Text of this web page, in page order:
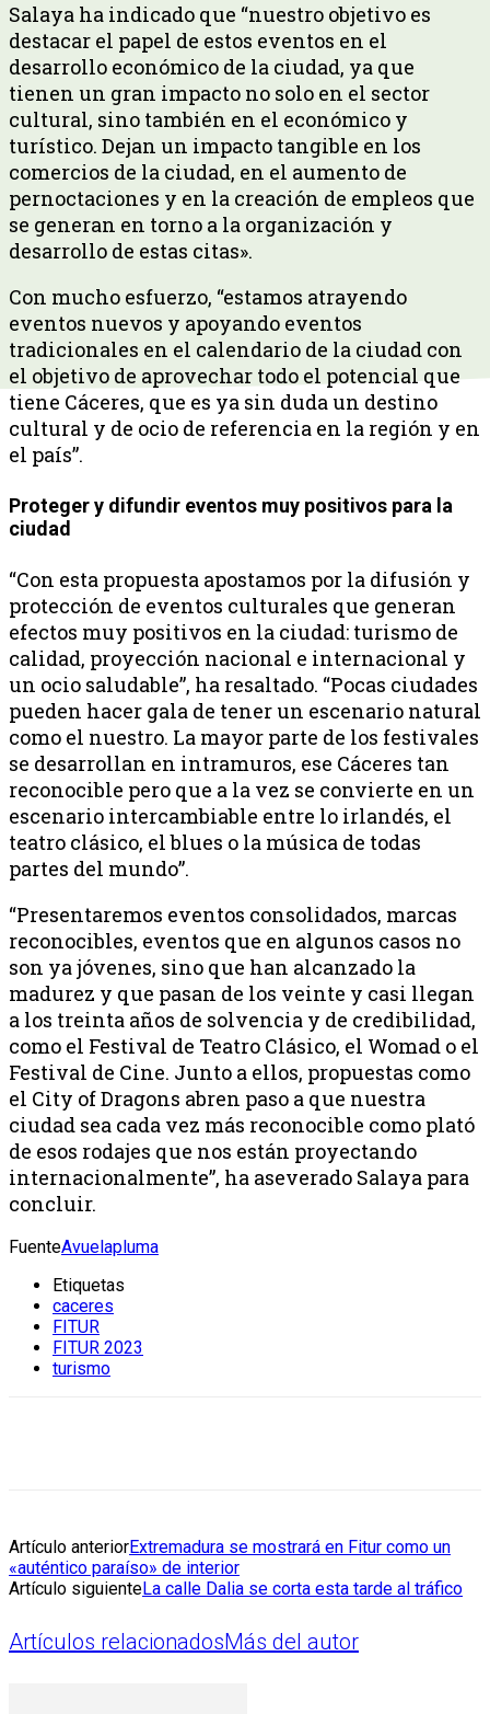
Salaya ha indicado que “nuestro objetivo es
destacar el papel de estos eventos en el
desarrollo económico de la ciudad, ya que
tienen un gran impacto no solo en el sector
cultural, sino también en el económico y
turístico. Dejan un impacto tangible en los
comercios de la ciudad, en el aumento de
pernoctaciones y en la creación de empleos que
se generan en torno a la organización y
desarrollo de estas citas».
Con mucho esfuerzo, “estamos atrayendo
eventos nuevos y apoyando eventos
tradicionales en el calendario de la ciudad con
el objetivo de aprovechar todo el potencial que
tiene Cáceres, que es ya sin duda un destino
cultural y de ocio de referencia en la región y en
el país”.
Proteger y difundir eventos muy positivos para la
ciudad
“Con esta propuesta apostamos por la difusión y
protección de eventos culturales que generan
efectos muy positivos en la ciudad: turismo de
calidad, proyección nacional e internacional y
un ocio saludable”, ha resaltado. “Pocas ciudades
pueden hacer gala de tener un escenario natural
como el nuestro. La mayor parte de los festivales
se desarrollan en intramuros, ese Cáceres tan
reconocible pero que a la vez se convierte en un
escenario intercambiable entre lo irlandés, el
teatro clásico, el blues o la música de todas
partes del mundo”.
“Presentaremos eventos consolidados, marcas
reconocibles, eventos que en algunos casos no
son ya jóvenes, sino que han alcanzado la
madurez y que pasan de los veinte y casi llegan
a los treinta años de solvencia y de credibilidad,
como el Festival de Teatro Clásico, el Womad o el
Festival de Cine. Junto a ellos, propuestas como
el City of Dragons abren paso a que nuestra
ciudad sea cada vez más reconocible como plató
de esos rodajes que nos están proyectando
internacionalmente”, ha aseverado Salaya para
concluir.
FuenteAvuelapluma
Etiquetas
caceres
FITUR
FITUR 2023
turismo
Artículo anteriorExtremadura se mostrará en Fitur como un
«auténtico paraíso» de interior
Artículo siguienteLa calle Dalia se corta esta tarde al tráfico
Artículos relacionadosMás del autor